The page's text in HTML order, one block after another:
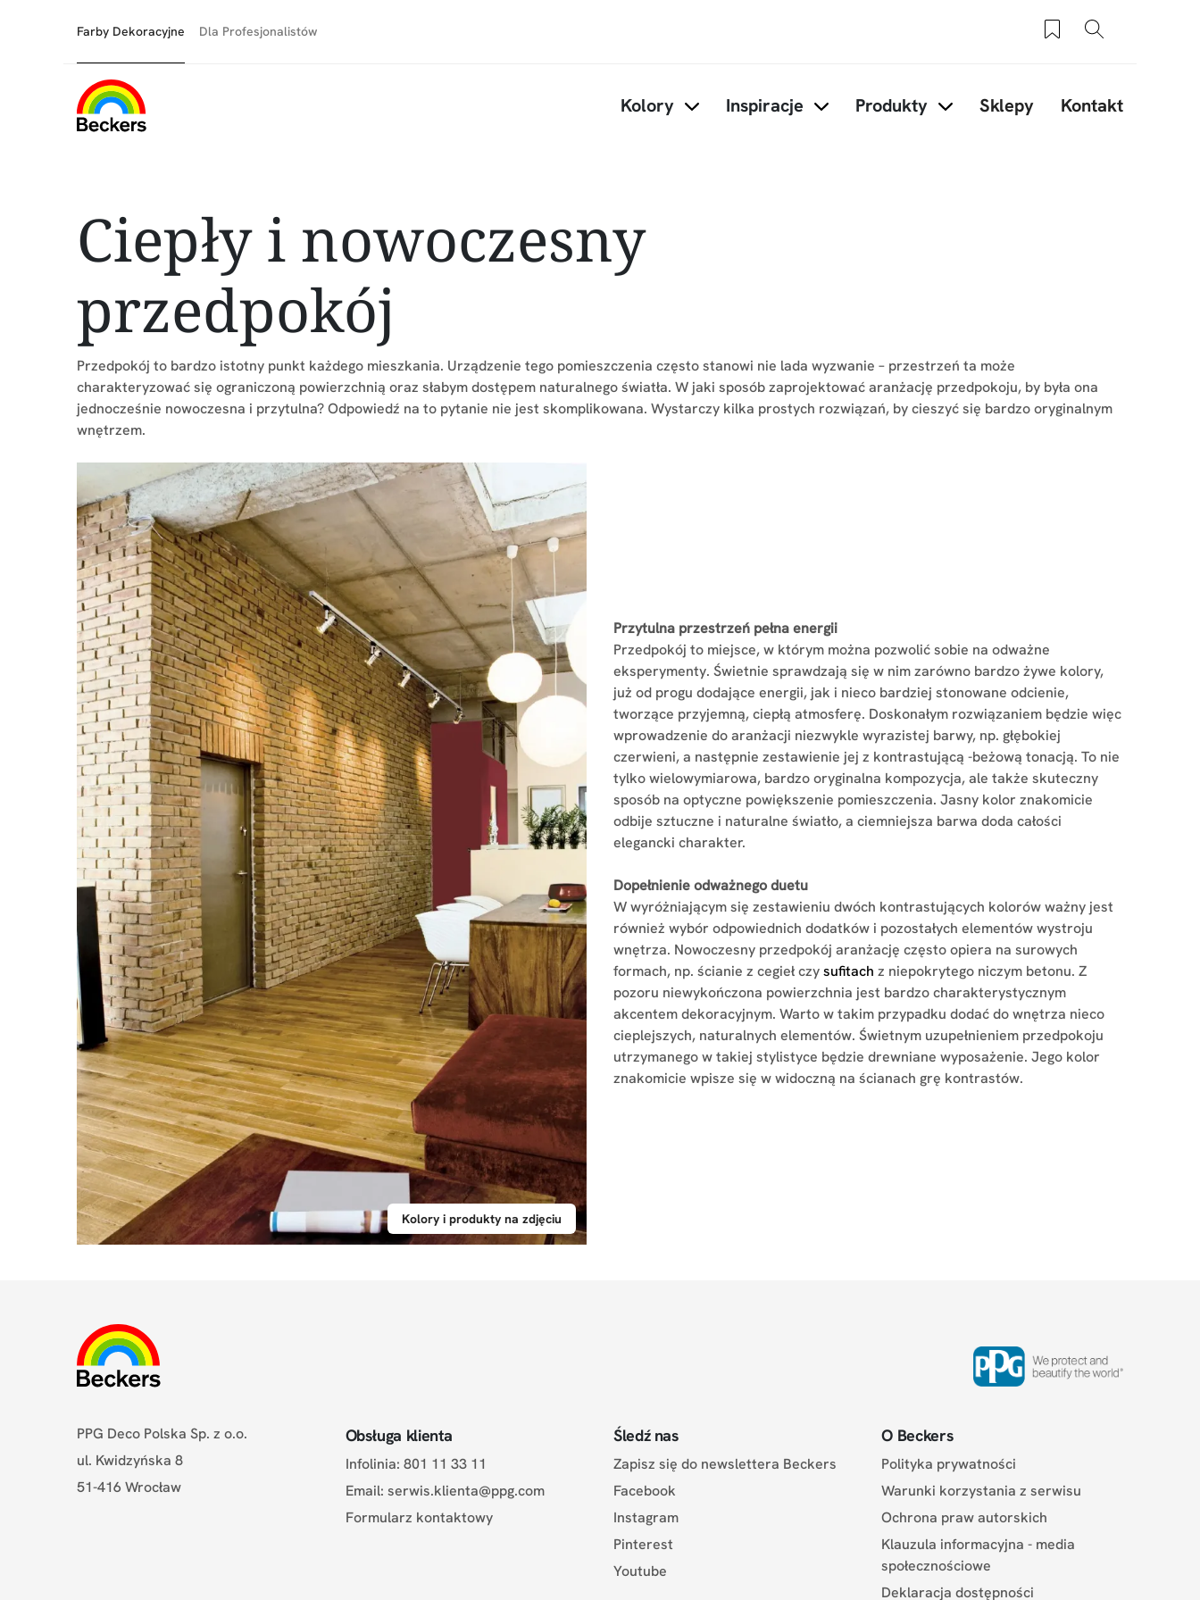
Farby Dekoracyjne Dla Profesjonalistów Zapisane produkty
Szukaj
Kolory Inspiracje Produkty Sklepy Kontakt
Ciepły i nowoczesny
przedpokój
Przedpokój to bardzo istotny punkt każdego mieszkania. Urządzenie tego pomieszczenia często stanowi nie lada wyzwanie – przestrzeń ta może
charakteryzować się ograniczoną powierzchnią oraz słabym dostępem naturalnego światła. W jaki sposób zaprojektować aranżację przedpokoju, by była ona
jednocześnie nowoczesna i przytulna? Odpowiedź na to pytanie nie jest skomplikowana. Wystarczy kilka prostych rozwiązań, by cieszyć się bardzo oryginalnym
wnętrzem.
Kolory i produkty na zdjęciu
Przytulna przestrzeń pełna energii
Przedpokój to miejsce, w którym można pozwolić sobie na odważne
eksperymenty. Świetnie sprawdzają się w nim zarówno bardzo żywe kolory,
już od progu dodające energii, jak i nieco bardziej stonowane odcienie,
tworzące przyjemną, ciepłą atmosferę. Doskonałym rozwiązaniem będzie więc
wprowadzenie do aranżacji niezwykle wyrazistej barwy, np. głębokiej
czerwieni, a następnie zestawienie jej z kontrastującą -beżową tonacją. To nie
tylko wielowymiarowa, bardzo oryginalna kompozycja, ale także skuteczny
sposób na optyczne powiększenie pomieszczenia. Jasny kolor znakomicie
odbije sztuczne i naturalne światło, a ciemniejsza barwa doda całości
elegancki charakter.
Dopełnienie odważnego duetu
W wyróżniającym się zestawieniu dwóch kontrastujących kolorów ważny jest
również wybór odpowiednich dodatków i pozostałych elementów wystroju
wnętrza. Nowoczesny przedpokój aranżację często opiera na surowych
formach, np. ścianie z cegieł czysufitach z niepokrytego niczym betonu. Z
pozoru niewykończona powierzchnia jest bardzo charakterystycznym
akcentem dekoracyjnym. Warto w takim przypadku dodać do wnętrza nieco
cieplejszych, naturalnych elementów. Świetnym uzupełnieniem przedpokoju
utrzymanego w takiej stylistyce będzie drewniane wyposażenie. Jego kolor
znakomicie wpisze się w widoczną na ścianach grę kontrastów.
PPG Deco Polska Sp. z o.o.
ul. Kwidzyńska 8
51-416 Wrocław
Obsługa klienta
Infolinia: 801 11 33 11
Email: serwis.klienta@ppg.com
Formularz kontaktowy
Śledź nas
Zapisz się do newslettera Beckers
Facebook
Instagram
Pinterest
Youtube
O Beckers
Polityka prywatności
Warunki korzystania z serwisu
Ochrona praw autorskich
Klauzula informacyjna - media
społecznościowe
Deklaracja dostępności